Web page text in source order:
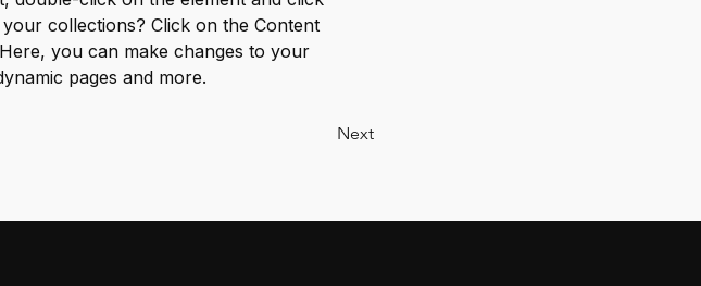
collections? Click on the Content
you can make changes to your
pages and more.
Next